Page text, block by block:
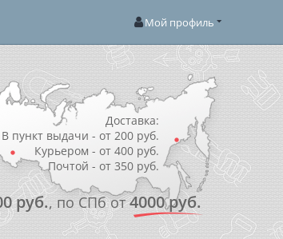
Мой профиль
Доставка:
В пункт выдачи - от 200 руб.
Курьером - от 400 руб.
Почтой - от 350 руб.
руб., по СПб от4000 руб.